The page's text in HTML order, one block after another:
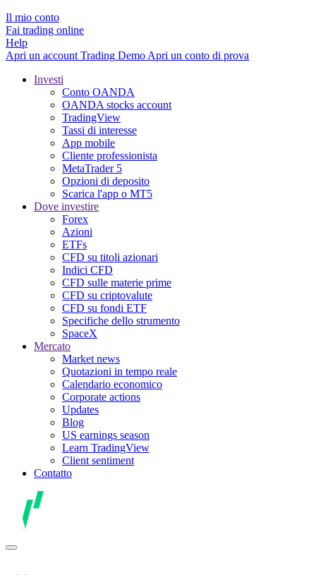
Il mio conto
Fai trading online
Help
Apri un account Trading Demo Apri un conto di prova
Investi
Conto OANDA
OANDA stocks account
TradingView
Tassi di interesse
App mobile
Cliente professionista
MetaTrader 5
Opzioni di deposito
Scarica l'app o MT5
Dove investire
Forex
Azioni
ETFs
CFD su titoli azionari
Indici CFD
CFD sulle materie prime
CFD su criptovalute
CFD su fondi ETF
Specifiche dello strumento
SpaceX
Mercato
Market news
Quotazioni in tempo reale
Calendario economico
Corporate actions
Updates
Blog
US earnings season
Learn TradingView
Client sentiment
Contatto